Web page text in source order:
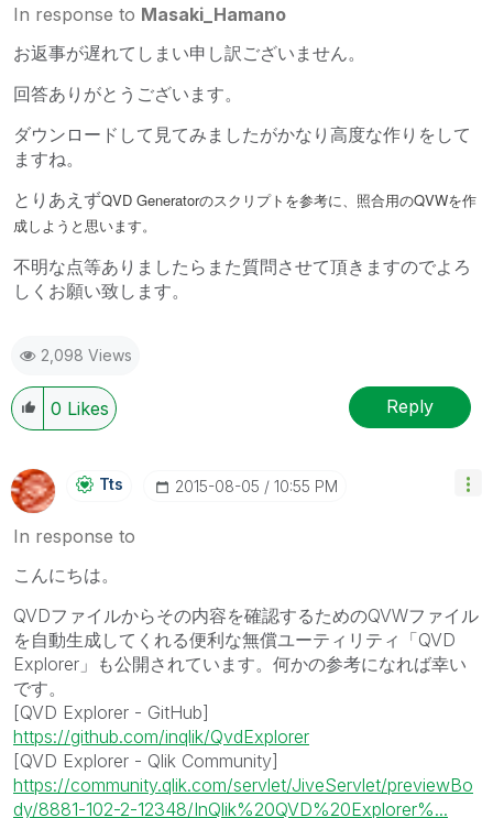
In response to Masaki_Hamano
お返事が遅れてしまい申し訳ございません。
回答ありがとうございます。
ダウンロードして見てみましたがかなり高度な作りをして
ますね。
とりあえずQVD Generatorのスクリプトを参考に、照合用のQVWを作
成しようと思います。
不明な点等ありましたらまた質問させて頂きますのでよろ
しくお願い致します。
2,098 Views
0 Likes Reply
Tts ‎2015-08-05 10:55 PM
In response to
こんにちは。
QVDファイルからその内容を確認するためのQVWファイル
を自動生成してくれる便利な無償ユーティリティ「QVD
Explorer」も公開されています。何かの参考になれば幸い
です。
[QVD Explorer - GitHub]
https://github.com/inqlik/QvdExplorer
[QVD Explorer - Qlik Community]
https://community.qlik.com/servlet/JiveServlet/previewBo
dy/8881-102-2-12348/InQlik%20QVD%20Explorer%...